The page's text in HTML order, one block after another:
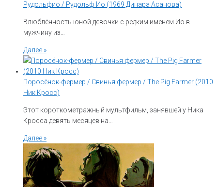
Рудольфио / Рудольф Ио (1969 Динара Асанова)
Влюблённость юной девочки с редким именем Ио в
мужчину из…
Далее »
Поросёнок-фермер / Свинья фермер / The Pig Farmer (2010
Ник Кросс)
Этот короткометражный мультфильм, занявшей у Ника
Кросса девять месяцев на…
Далее »